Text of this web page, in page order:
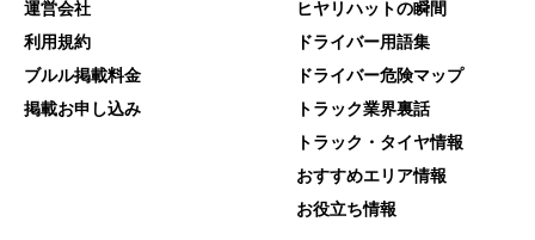
運営会社
利用規約
ブルル掲載料金
掲載お申し込み
ヒヤリハットの瞬間
ドライバー用語集
ドライバー危険マップ
トラック業界裏話
トラック・タイヤ情報
おすすめエリア情報
お役立ち情報